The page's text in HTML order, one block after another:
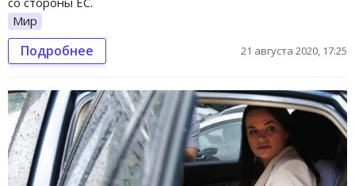
Мир
Подробнее 21 августа 2020, 17:25